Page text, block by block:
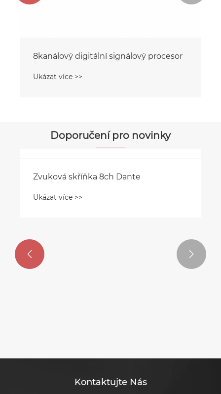
8kanálový digitální signálový procesor
Ukázat více >>
Doporučení pro novinky
Zvuková skříňka 8ch Dante
 
Kontaktujte Nás